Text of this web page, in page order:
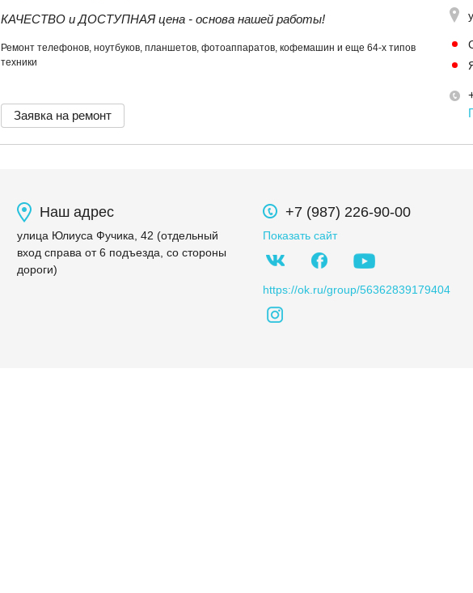
КАЧЕСТВО и ДОСТУПНАЯ цена - основа нашей работы!
Ремонт телефонов, ноутбуков, планшетов, фотоаппаратов, кофемашин и еще 64-х типов
техники
Заявка на ремонт
Наш адрес
улица Юлиуса Фучика, 42 (отдельный
вход справа от 6 подъезда, со стороны
дороги)
+7 (987) 226-90-00
Показать сайт
https://ok.ru/group/56362839179404